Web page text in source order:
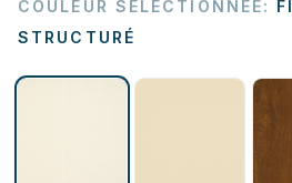
COULEUR SÉLECTIONNÉE:
STRUCTURÉ